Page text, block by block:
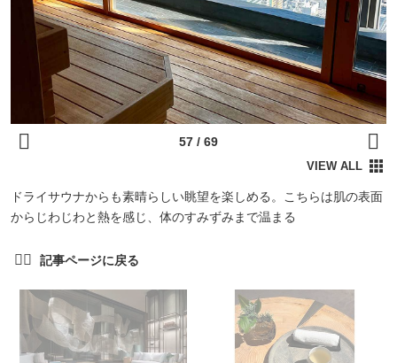
ドライサウナからも素晴らしい眺望を楽しめる。こちらは肌の表面
からじわじわと熱を感じ、体のすみずみまで温まる